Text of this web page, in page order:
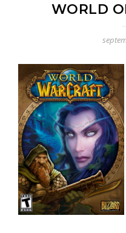
WORLD